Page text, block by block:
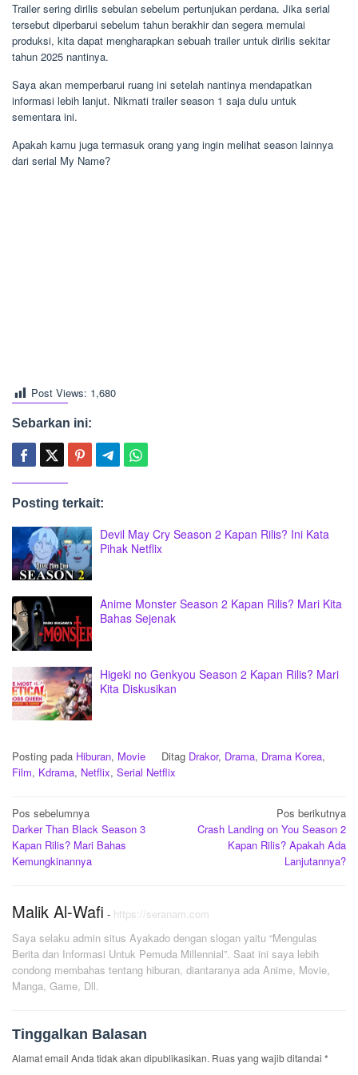
Trailer sering dirilis sebulan sebelum pertunjukan perdana. Jika serial
tersebut diperbarui sebelum tahun berakhir dan segera memulai
produksi, kita dapat mengharapkan sebuah trailer untuk dirilis sekitar
tahun 2025 nantinya.
Saya akan memperbarui ruang ini setelah nantinya mendapatkan
informasi lebih lanjut. Nikmati trailer season 1 saja dulu untuk
sementara ini.
Apakah kamu juga termasuk orang yang ingin melihat season lainnya
dari serial My Name?
Post Views: 1,680
Sebarkan ini:
Posting terkait:
Devil May Cry Season 2 Kapan Rilis? Ini Kata
Pihak Netflix
Anime Monster Season 2 Kapan Rilis? Mari Kita
Bahas Sejenak
Higeki no Genkyou Season 2 Kapan Rilis? Mari
Kita Diskusikan
Posting pada Hiburan, Movie Ditag Drakor, Drama, Drama Korea,
Film, Kdrama, Netflix, Serial Netflix
Navigasi
pos
Pos sebelumnya
Darker Than Black Season 3
Kapan Rilis? Mari Bahas
Kemungkinannya
Pos berikutnya
Crash Landing on You Season 2
Kapan Rilis? Apakah Ada
Lanjutannya?
Malik Al-Wafi - https://seranam.com
Saya selaku admin situs Ayakado dengan slogan yaitu “Mengulas
Berita dan Informasi Untuk Pemuda Millennial”. Saat ini saya lebih
condong membahas tentang hiburan, diantaranya ada Anime, Movie,
Manga, Game, Dll.
Tinggalkan Balasan
Alamat email Anda tidak akan dipublikasikan. Ruas yang wajib ditandai *